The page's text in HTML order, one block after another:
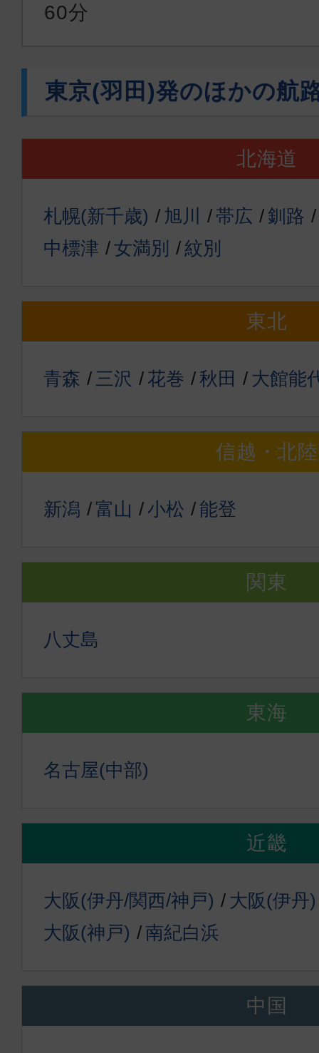
60分
東京(羽田)発のほかの航
北海道
札幌(新千歳) 旭川 帯広
釧路
中標津
女満別 紋別
東北
青森 三沢 花巻 秋田 大館能
信越・北陸
新潟 富山 小松 能登
関東
八丈島
東海
名古屋(中部)
近畿
大阪(伊丹/関西/神戸)
大阪(伊丹)
大阪(神戸)
南紀白浜
中国